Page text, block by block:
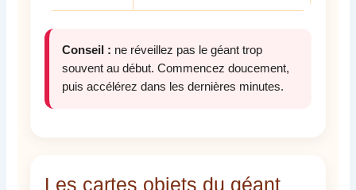
Conseil : ne réveillez pas le géant trop
souvent au début. Commencez doucement,
puis accélérez dans les dernières minutes.
Les cartes objets du géant